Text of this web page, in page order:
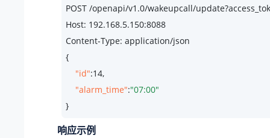
POST /openapi/v1.0/wakeupcall/
Host: 192.168.5.150:8088
Content-Type: application/json
{
"id":14,
"alarm_time":"07:00"
}
响应示例